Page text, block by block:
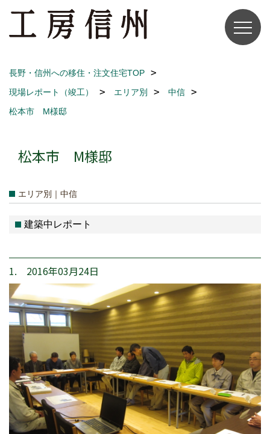
長野・信州への移住・注文住宅TOP
現場レポート（竣工）
エリア別
中信
松本市 M様邸
松本市 M様邸
エリア別｜中信
建築中レポート
1. 2016年03月24日